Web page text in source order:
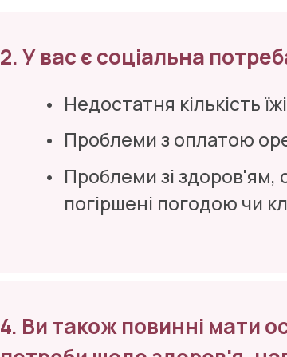
2. У вас є соціальна
Недостатня кількість їжі
Проблеми з оплатою
Проблеми зі здоров'ям,
погіршені погодою чи
4. Ви також повинні мати